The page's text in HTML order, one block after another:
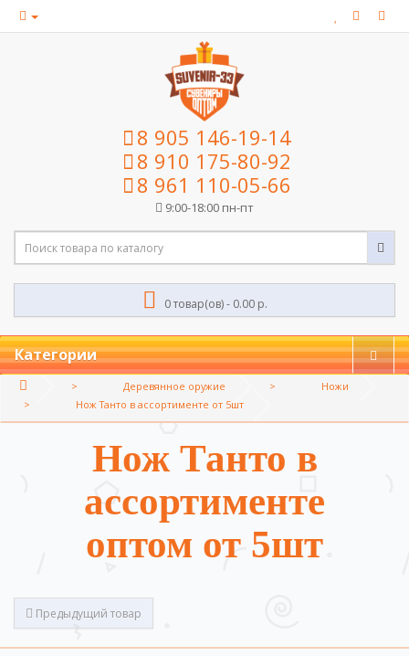
8 905 146-19-14
8 910 175-80-92
8 961 110-05-66
9:00-18:00 пн-пт
0 товар(ов) - 0.00 р.
Категории
Деревянное оружие
Ножи
Нож Танто в ассортименте от 5шт
Нож Танто в
ассортименте
оптом от 5шт
Предыдущий товар